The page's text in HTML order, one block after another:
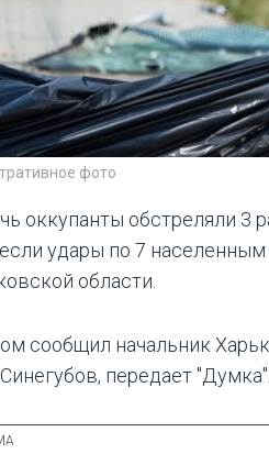
фото
оккупанты обстреляли 3
удары по 7
области.
сообщил начальник
передает "Думка".